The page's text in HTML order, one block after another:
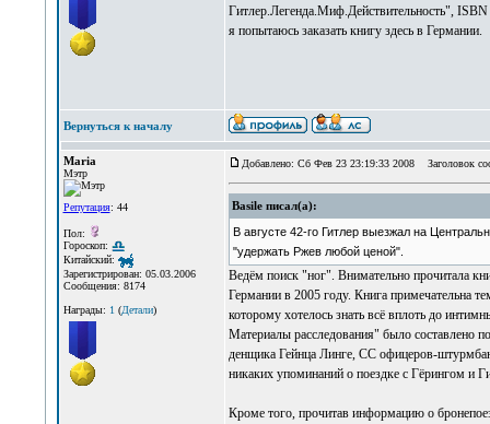
Гитлер.Легенда.Миф.Действительность",
я попытаюсь заказать книгу здесь в Германии.
Вернуться к началу
Maria
Мэтр
Репутация: 44
Пол:
Гороскоп:
Китайский:
Зарегистрирован: 05.03.2006
Сообщения: 8174
Награды: 1(Детали)
Добавлено: Сб Фев 23 23:19:33 2008 Заголовок
Basile писал(а):
В августе 42-го Гитлер выезжал на
"удержать Ржев любой ценой".
Ведём поиск "ног". Внимательно прочитала
Германии в 2005 году. Книга примечательна
которому хотелось знать всё вплоть до
Материалы расследования" было составлено
денщика Гейнца Линге, СС офицеров-
никаких упоминаний о поездке с Гёрингом и
Кроме того, прочитав информацию о